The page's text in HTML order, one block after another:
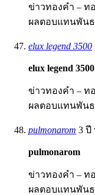
ข่าวทองคำ – ท
ผลตอบแทนพัน
elux legend 3500
elux legend 3500
ข่าวทองคำ – ท
ผลตอบแทนพัน
pulmonarom 3 ปี
pulmonarom
ข่าวทองคำ – ท
ผลตอบแทนพัน